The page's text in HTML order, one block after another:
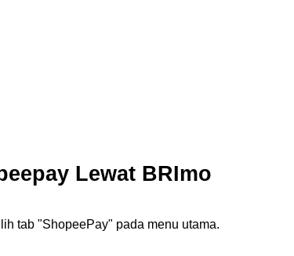
Lewat BRImo
tab "ShopeePay" pada menu utama.